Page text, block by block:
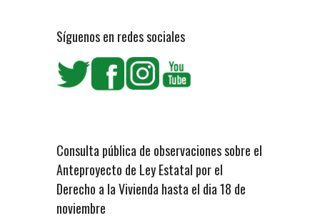
Síguenos en redes sociales
Consulta pública de observaciones sobre el
Anteproyecto de Ley Estatal por el
Derecho a la Vivienda hasta el dia 18 de
noviembre